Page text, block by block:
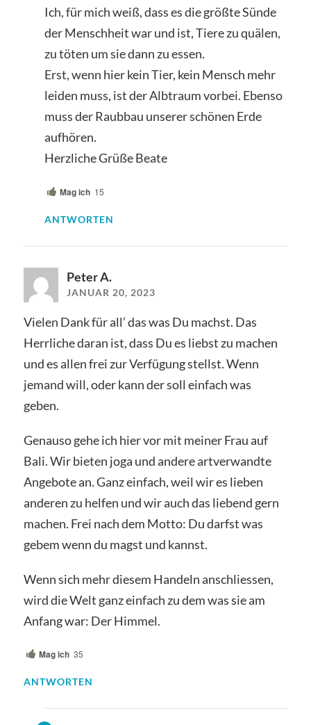
Ich, für mich weiß, dass es die größte Sünde
der Menschheit war und ist, Tiere zu quälen,
zu töten um sie dann zu essen.
Erst, wenn hier kein Tier, kein Mensch mehr
leiden muss, ist der Albtraum vorbei. Ebenso
muss der Raubbau unserer schönen Erde
aufhören.
Herzliche Grüße Beate
Mag ich 15
ANTWORTEN
Peter A.
JANUAR 20, 2023
Vielen Dank für all’ das was Du machst. Das
Herrliche daran ist, dass Du es liebst zu machen
und es allen frei zur Verfügung stellst. Wenn
jemand will, oder kann der soll einfach was
geben.
Genauso gehe ich hier vor mit meiner Frau auf
Bali. Wir bieten joga und andere artverwandte
Angebote an. Ganz einfach, weil wir es lieben
anderen zu helfen und wir auch das liebend gern
machen. Frei nach dem Motto: Du darfst was
gebem wenn du magst und kannst.
Wenn sich mehr diesem Handeln anschliessen,
wird die Welt ganz einfach zu dem was sie am
Anfang war: Der Himmel.
Mag ich 35
ANTWORTEN